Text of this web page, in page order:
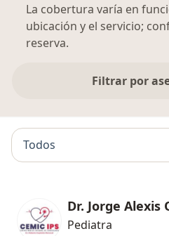
La cobertura varía en
ubicación y el servicio;
reserva.
Filtrar por
Todos
Dr. Jorge Alexis
Pediatra